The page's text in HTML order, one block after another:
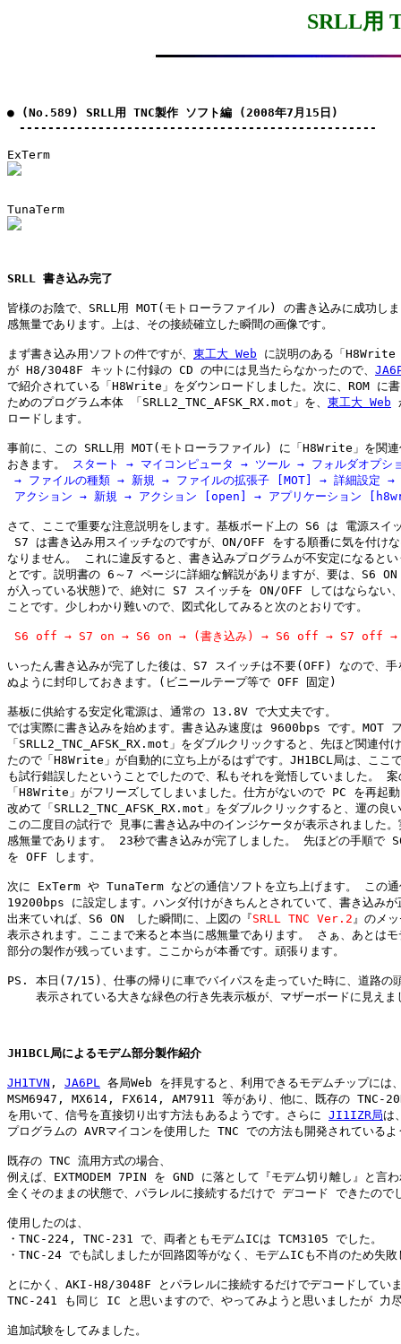
SRLL用
● (No.589) SRLL用 TNC製作 ソフト編 (2008年7月15日)
--------------------------------------------------
SRLL 書き込み完了
皆様のお陰で、SRLL用 MOT(モトローラファイル) の書き込みに成功し
感無量であります。上は、その接続確立した瞬間の画像です。
まず書き込み用ソフトの件ですが、 東工大 Web に説明のある「
が H8/3048F キットに付録の CD の中には見当たらなかったので、
で紹介されている「H8Write」をダウンロードしました。次に、ROM に
ためのプログラム本体 「SRLL2_TNC_AFSK_RX.mot」を、 東工大 Web
ロードします。
事前に、この SRLL用 MOT(モトローラファイル) に「H8Write」を関連
おきます。
スタート → マイコンピュータ → ツール → フォルダオプシ
→ ファイルの種類 → 新規 → ファイルの拡張子 [MOT] → 詳細設定 →
アクション → 新規 → アクション [open] → アプリケーション
さて、ここで重要な注意説明をします。基板ボード上の S6 は 電源スイ
S7 は書き込み用スイッチなのですが、ON/OFF をする順番に気を付け
なりません。 これに違反すると、書き込みプログラムが不安定になるとい
とです。説明書の 6～7 ページに詳細な解説がありますが、要は、S6
が入っている状態)で、絶対に S7 スイッチを ON/OFF してはならない
ことです。少しわかり難いので、図式化してみると次のとおりです。
S6 off → S7 on → S6 on → (書き込み) → S6 off → S7 off →
いったん書き込みが完了した後は、S7 スイッチは不要(OFF) なので、手
ぬように封印しておきます。(ビニールテープ等で OFF 固定)
基板に供給する安定化電源は、通常の 13.8V で大丈夫です。
では実際に書き込みを始めます。書き込み速度は 9600bps です。MOT
「SRLL2_TNC_AFSK_RX.mot」をダブルクリックすると、先ほど関連付
たので「H8Write」が自動的に立ち上がるはずです。JH1BCL局は、ここ
も試行錯誤したということでしたので、私もそれを覚悟していました。 案
「H8Write」がフリーズしてしまいました。仕方がないので PC を再起
改めて「SRLL2_TNC_AFSK_RX.mot」をダブルクリックすると、運の良
この二度目の試行で 見事に書き込み中のインジケータが表示されました。
感無量であります。 23秒で書き込みが完了しました。 先ほどの手順で
を OFF します。
次に ExTerm や TunaTerm などの通信ソフトを立ち上げます。 この通
19200bps に設定します。ハンダ付けがきちんとされていて、書き込みが
出来ていれば、S6 ON　した瞬間に、上図の『SRLL TNC Ver.2 』のメ
表示されます。ここまで来ると本当に感無量であります。 さぁ、あとはモ
部分の製作が残っています。ここからが本番です。頑張ります。
PS. 本日(7/15)、仕事の帰りに車でバイパスを走っていた時に、道路の
表示されている大きな緑色の行き先表示板が、マザーボードに見えま
JH1BCL局によるモデム部分製作紹介
JH1TVN , JA6PL
各局Web を拝見すると、利用できるモデムチップには
MSM6947, MX614, FX614, AM7911 等があり、他に、既存の TNC-
を用いて、信号を直接切り出す方法もあるようです。さらに JI1IZR局は
プログラムの AVRマイコンを使用した TNC での方法も開発されているよ
既存の TNC 流用方式の場合、
例えば、EXTMODEM 7PIN を GND に落として『モデム切り離し』と言
全くそのままの状態で、パラレルに接続するだけで デコード できたので
使用したのは、
・TNC-224, TNC-231 で、両者ともモデムICは TCM3105 でした。
・TNC-24 でも試しましたが回路図等がなく、モデムICも不肖のため失敗
とにかく、AKI-H8/3048F とパラレルに接続するだけでデコードしてい
TNC-241 も同じ IC と思いますので、やってみようと思いましたが 力
追加試験をしてみました。